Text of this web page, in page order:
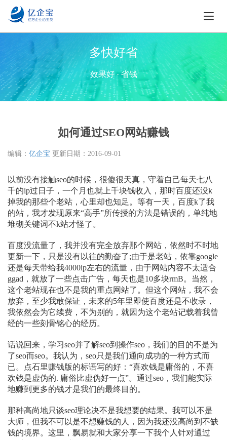
多快好省
效果好 · 省钱
如何通过SEO网站赚钱
编辑： 亿企宝 更新日期： 2016-09-01
以前没有接触seo的时候，很傻很天真，守着自己每天七八
千的ip过日子，一个月也就上千块钱收入，那时百度还没k
掉我的那些个老站，心里却也知足。等有一天，百度k了我
的站，我才发现原来“高手”所传授的方法是错误的，单纯地
堆砌关键词不k站才怪了。
百度没流量了，我并没有完全放弃那个网站，依然时不时地
更新一下，只是没有以往的勤奋了;由于是老站，依靠google
还是每天带给我4000ip左右的流量，由于网站内容不太适合
ggad，就放了一些点击广告，每天也是10多块rmB。当然，
这个老站现在也不是我的重点网站了。但这个网站，我不会
放弃，至少我敢保证，未来的5年里即使百度还是不收录，
我依然会为它续费，不为别的，就因为这个老站记载着我曾
经的一些刻骨铭心的经历。
话说回来，学习seo并了解seo到操作seo，我们的目的不是为
了seo而seo。我认为，seo只是我们通向成功的一种方式而
已。点石里赚钱版的标语写的好：“喜欢钱是庸俗的，不喜
欢钱是虚伪的. 庸俗比虚伪好一点”。通过seo，我们能实际
地赚到更多的钱才是我们的最终目的。
那种高尚地只谈seo理论决不是我想要的结果。我可以不是
大师，但我不可以是不想赚钱的人，因为我还没高尚到不缺
钱的境界。这里，飘易就和大家分享一下我个人针对通过